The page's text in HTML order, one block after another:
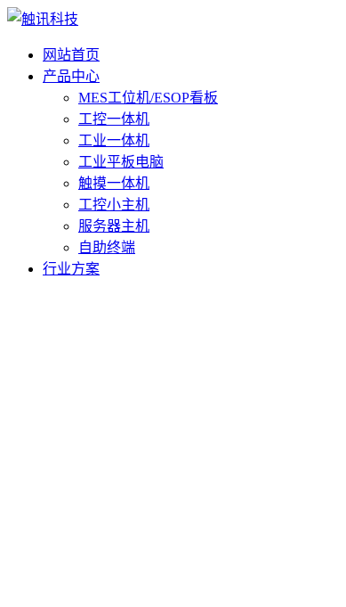
网站首页
产品中心
MES工位机/ESOP看板
工控一体机
工业一体机
工业平板电脑
触摸一体机
工控小主机
服务器主机
自助终端
行业方案